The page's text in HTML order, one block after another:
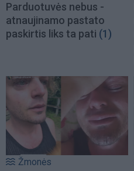
Parduotuvės nebus -
atnaujinamo pastato
paskirtis liks ta pati (1)
Žmonės